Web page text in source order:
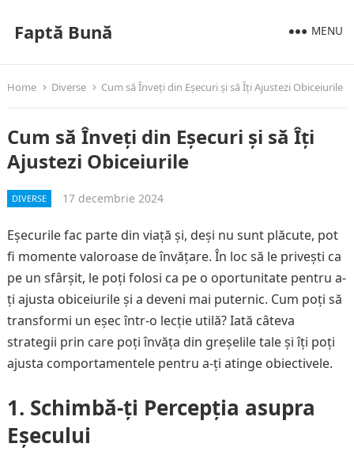
Faptă Bună MENU
Home Diverse Cum să Înveți din Eșecuri și să Îți Ajustezi Obiceiurile
Cum să Înveți din Eșecuri și să Îți
Ajustezi Obiceiurile
DIVERSE 17 decembrie 2024
Eșecurile fac parte din viață și, deși nu sunt plăcute, pot
fi momente valoroase de învățare. În loc să le privești ca
pe un sfârșit, le poți folosi ca pe o oportunitate pentru a-
ți ajusta obiceiurile și a deveni mai puternic. Cum poți să
transformi un eșec într-o lecție utilă? Iată câteva
strategii prin care poți învăța din greșelile tale și îți poți
ajusta comportamentele pentru a-ți atinge obiectivele.
1. Schimbă-ți Percepția asupra
Eșecului